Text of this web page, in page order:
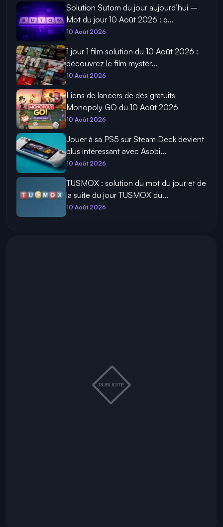
Solution Sutom du jour aujourd’hui –
Mot du jour 10 Août 2026 : q...
10 Août 2026
1 jour 1 film solution du 10 Août 2026 :
découvrez le film mystèr...
10 Août 2026
Liens de lancers de dés gratuits
Monopoly GO du 10 Août 2026
10 Août 2026
Jouer à sa PS5 sur Steam Deck devient
plus intéressant avec Asobi...
10 Août 2026
TUSMOX : solution du mot du jour et de
la suite du jour TUSMOX du...
10 Août 2026